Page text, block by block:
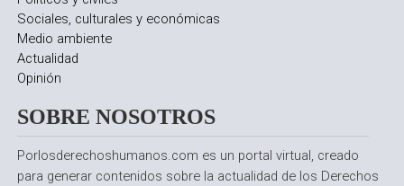
Sociales, culturales y económicas
Medio ambiente
Actualidad
Opinión
SOBRE NOSOTROS
Porlosderechoshumanos.com es un portal virtual, creado
para generar contenidos sobre la actualidad de los Derechos